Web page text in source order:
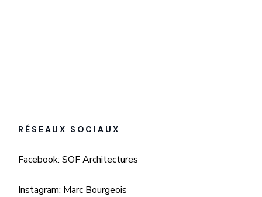
RÉSEAUX SOCIAUX
Facebook: SOF Architectures
Instagram: Marc Bourgeois